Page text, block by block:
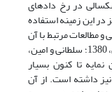
در رخ دادهای
این زمینه استفاده
مطالعات مرتبط با آن
کارهایی صورت گرفته است (جوانمرد و همکاران، 1380؛ سلطانی و امین،
1387). اگرچه این نمایه تا کنون بسیار
نیز داشته است. از آن